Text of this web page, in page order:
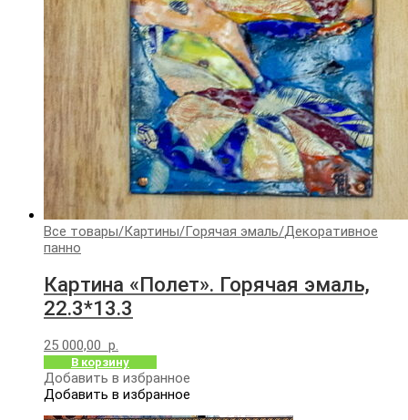
Все товары/Картины/Горячая эмаль/Декоративное
панно
Картина «Полет». Горячая эмаль,
22.3*13.3
25 000,00 р.
В корзину
Добавить в избранное
Добавить в избранное